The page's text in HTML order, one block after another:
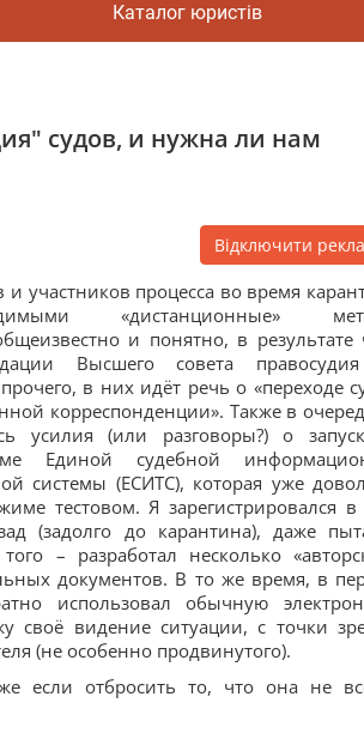
Каталог юристів
судов, и нужна ли нам
Відключити
и участников процесса во время
«дистанционные»
и понятно, в результате
Высшего совета
в них идёт речь о «переходе
корреспонденции». Также в
усилия (или разговоры?) о
Единой судебной
системы (ЕСИТС), которая уже
тестовом. Я зарегистрировался
(задолго до карантина), даже
– разработал несколько
документов. В то же время, в
использовал обычную
своё видение ситуации, с точки
(не особенно продвинутого).
если отбросить то, что она не